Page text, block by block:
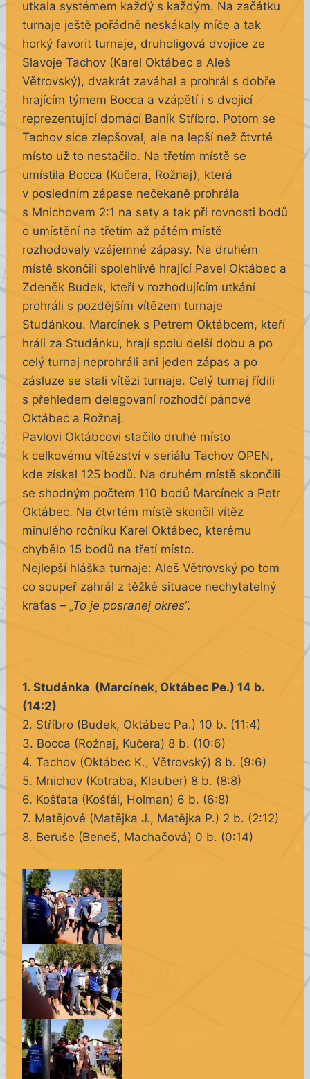
utkala systémem každý s každým. Na začátku
turnaje ještě pořádně neskákaly míče a tak
horký favorit turnaje, druholigová dvojice ze
Slavoje Tachov (Karel Oktábec a Aleš
Větrovský), dvakrát zaváhal a prohrál s dobře
hrajícím týmem Bocca a vzápětí i s dvojicí
reprezentující domácí Baník Stříbro. Potom se
Tachov sice zlepšoval, ale na lepší než čtvrté
místo už to nestačilo. Na třetím místě se
umístila Bocca (Kučera, Rožnaj), která
v posledním zápase nečekaně prohrála
s Mnichovem 2:1 na sety a tak při rovnosti bodů
o umístění na třetím až pátém místě
rozhodovaly vzájemné zápasy. Na druhém
místě skončili spolehlivě hrající Pavel Oktábec a
Zdeněk Budek, kteří v rozhodujícím utkání
prohráli s pozdějším vítězem turnaje
Studánkou. Marcínek s Petrem Oktábcem, kteří
hráli za Studánku, hrají spolu delší dobu a po
celý turnaj neprohráli ani jeden zápas a po
zásluze se stali vítězi turnaje. Celý turnaj řídili
s přehledem delegovaní rozhodčí pánové
Oktábec a Rožnaj.
Pavlovi Oktábcovi stačilo druhé místo
k celkovému vítězství v seriálu Tachov OPEN,
kde získal 125 bodů. Na druhém místě skončili
se shodným počtem 110 bodů Marcínek a Petr
Oktábec. Na čtvrtém místě skončil vítěz
minulého ročníku Karel Oktábec, kterému
chybělo 15 bodů na třetí místo.
Nejlepší hláška turnaje: Aleš Větrovský po tom
co soupeř zahrál z těžké situace nechytatelný
kraťas – „To je posranej okres“.
1. Studánka (Marcínek, Oktábec Pe.) 14 b.
(14:2)
2. Stříbro (Budek, Oktábec Pa.) 10 b. (11:4)
3. Bocca (Rožnaj, Kučera) 8 b. (10:6)
4. Tachov (Oktábec K., Větrovský) 8 b. (9:6)
5. Mnichov (Kotraba, Klauber) 8 b. (8:8)
6. Košťata (Košťál, Holman) 6 b. (6:8)
7. Matějové (Matějka J., Matějka P.) 2 b. (2:12)
8. Beruše (Beneš, Machačová) 0 b. (0:14)